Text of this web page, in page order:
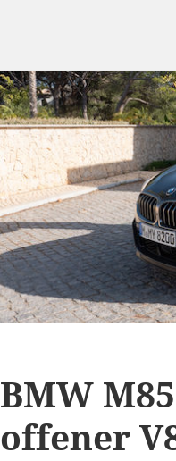
BMW
offener